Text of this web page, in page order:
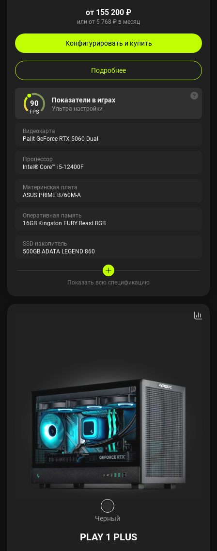
от 155 200 ₽
или от 5 768 ₽ в месяц
Конфигурировать и купить
Подробнее
90
FPS
Показатели в играх
Ультра-настройки
Видеокарта
Palit GeForce RTX 5060 Dual
Процессор
Intel® Core™ i5-12400F
Материнская плата
ASUS PRIME B760M-A
Оперативная память
16GB Kingston FURY Beast RGB
SSD накопитель
500GB ADATA LEGEND 860
Показать всю спецификацию
Черный
PLAY 1 PLUS